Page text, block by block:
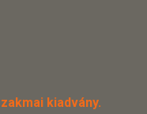
kiadvány.